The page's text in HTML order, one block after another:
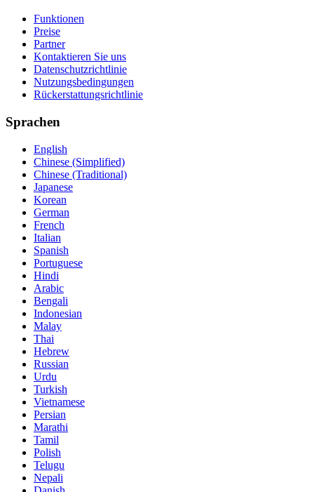
Funktionen
Preise
Partner
Kontaktieren Sie uns
Datenschutzrichtlinie
Nutzungsbedingungen
Rückerstattungsrichtlinie
Sprachen
English
Chinese (Simplified)
Chinese (Traditional)
Japanese
Korean
German
French
Italian
Spanish
Portuguese
Hindi
Arabic
Bengali
Indonesian
Malay
Thai
Hebrew
Russian
Urdu
Turkish
Vietnamese
Persian
Marathi
Tamil
Polish
Telugu
Nepali